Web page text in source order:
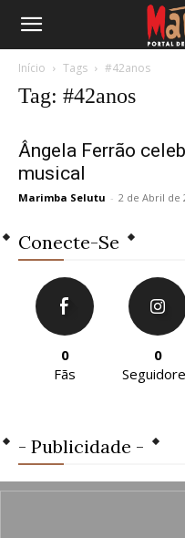
Início Tags #42anos
Tag: #42anos
Ângela Ferrão
musical
Marimba Selutu - 2 de Abril de
Conecte-Se
0
Fãs
0
- Publicidade -